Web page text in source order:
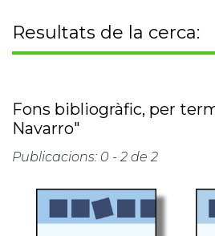
Resultats de la cerca:
Fons bibliogràfic, per
Navarro"
Publicacions: 0 - 2 de 2